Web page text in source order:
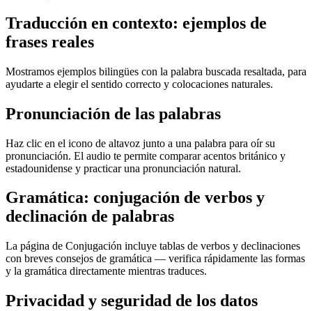
Traducción en contexto: ejemplos de
frases reales
Mostramos ejemplos bilingües con la palabra buscada resaltada, para
ayudarte a elegir el sentido correcto y colocaciones naturales.
Pronunciación de las palabras
Haz clic en el icono de altavoz junto a una palabra para oír su
pronunciación. El audio te permite comparar acentos británico y
estadounidense y practicar una pronunciación natural.
Gramática: conjugación de verbos y
declinación de palabras
La página de Conjugación incluye tablas de verbos y declinaciones
con breves consejos de gramática — verifica rápidamente las formas
y la gramática directamente mientras traduces.
Privacidad y seguridad de los datos